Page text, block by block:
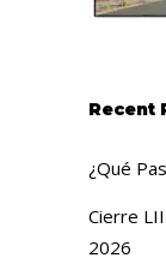
Recent
¿Qué
Cierre
2026